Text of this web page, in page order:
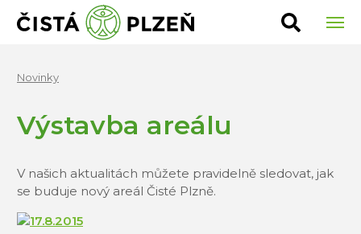
Vyhledat
Novinky
Výstavba areálu
V našich aktualitách můžete pravidelně sledovat, jak
se buduje nový areál Čisté Plzně.